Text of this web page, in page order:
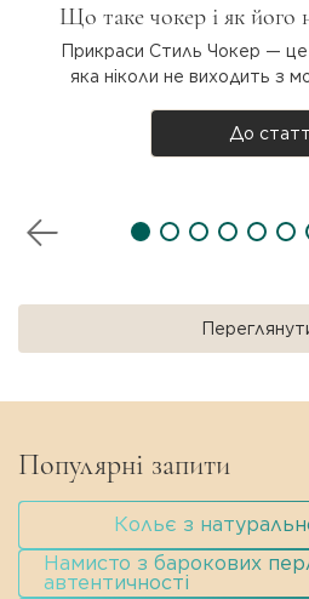
Що таке чокер і як його
для
Прикраси Стиль Чокер — це одна з тих прикрас,
яка ніколи не виходить з
таке чокер насправді,
носити? Розбираємося разом! Що таке
До
Популярні запити
Кольє з
Намисто з барокових
автентичності